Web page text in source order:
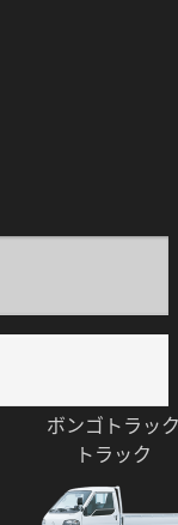
ボンゴトラッ
トラック